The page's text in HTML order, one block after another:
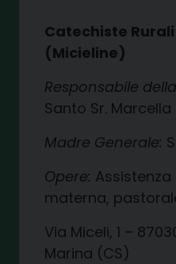
Catechiste Rurali
(Micieline)
Responsabile
Santo Sr. Marcella
Madre Generale:
Opere:
materna,
Via Miceli, 1 –
Marina (CS)